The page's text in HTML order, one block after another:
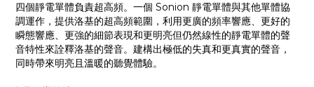
四個靜電單體負責超高頻。一個 Sonion 靜電單體與其他單體協
調運作，提供洛基的超高頻範圍，利用更廣的頻率響應、更好的
瞬態響應、更強的細節表現和更明亮但仍然線性的靜電單體的聲
音特性來詮釋洛基的聲音。建構出極低的失真和更真實的聲音，
同時帶來明亮且溫暖的聽覺體驗。